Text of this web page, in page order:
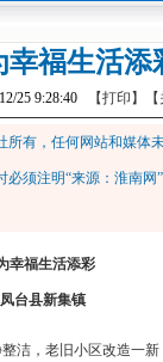
幸福生活添
25 9:28:40 【打印】
有，任何网站和媒体
须注明“来源：淮南
幸福生活添彩
台县新集镇
洁，老旧小区改造一